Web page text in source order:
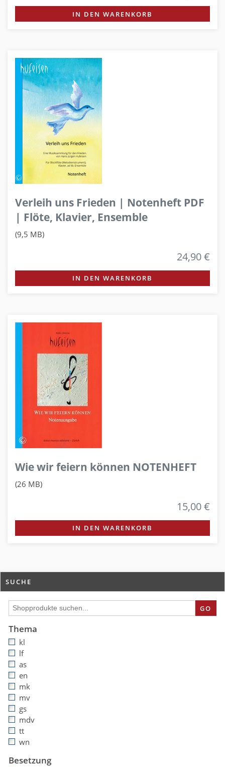
IN DEN WARENKORB
Verleih uns Frieden | Notenheft PDF
| Flöte, Klavier, Ensemble
(9,5 MB)
24,90 €
IN DEN WARENKORB
Wie wir feiern können NOTENHEFT
(26 MB)
15,00 €
IN DEN WARENKORB
SUCHE
GO
Thema
kl
lf
as
en
mk
mv
gs
mdv
tt
wn
Besetzung